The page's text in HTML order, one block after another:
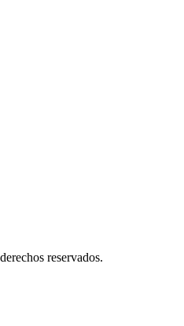
reservados.